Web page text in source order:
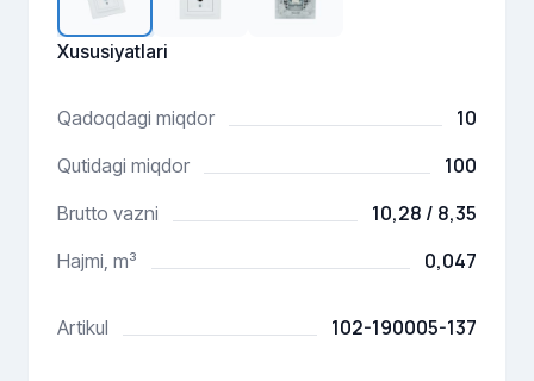
Xususiyatlari
Qadoqdagi miqdor 10
Qutidagi miqdor 100
Brutto vazni 10,28 / 8,35
Hajmi, m³ 0,047
Artikul 102-190005-137